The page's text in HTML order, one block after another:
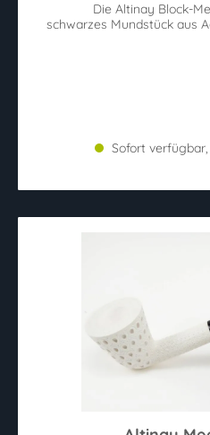
Die Altinay Block-
schwarzes Mundstück aus
Sofort